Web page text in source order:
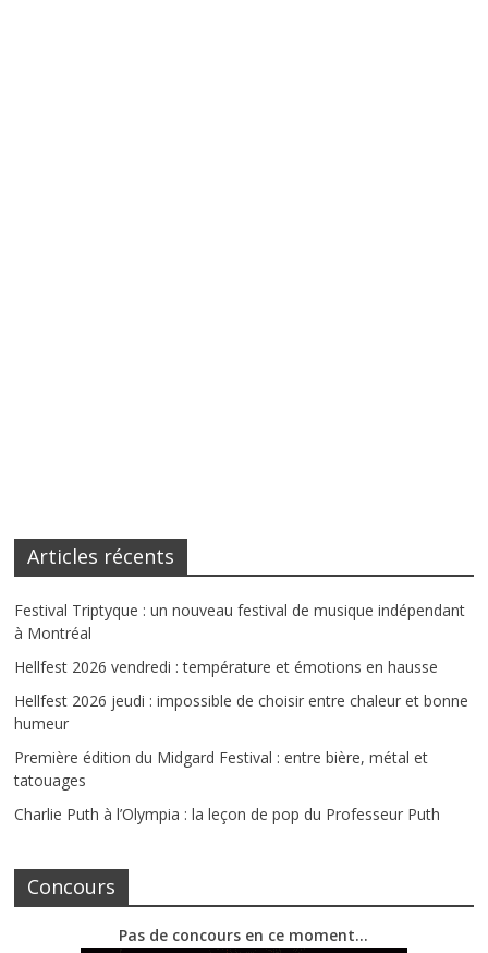
Articles récents
Festival Triptyque : un nouveau festival de musique indépendant
à Montréal
Hellfest 2026 vendredi : température et émotions en hausse
Hellfest 2026 jeudi : impossible de choisir entre chaleur et bonne
humeur
Première édition du Midgard Festival : entre bière, métal et
tatouages
Charlie Puth à l’Olympia : la leçon de pop du Professeur Puth
Concours
Pas de concours en ce moment…